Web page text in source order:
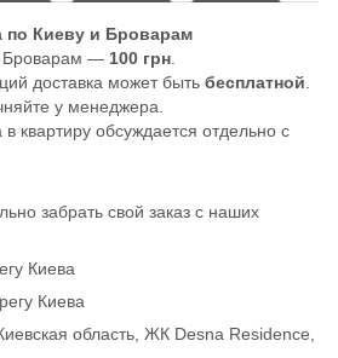
по Киеву и Броварам
Броварам — 100 грн
доставка может быть бесплатной
у менеджера.
квартиру обсуждается отдельно с
забрать свой заказ с наших
Киева
Киева
область, ЖК Desna Residence,